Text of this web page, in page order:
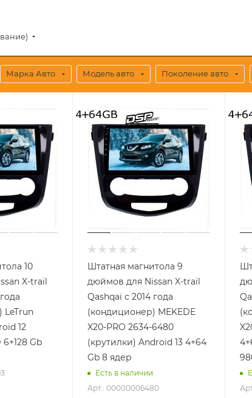
Марка Авто Модель авто Поколение авто
10
X-trail
LeTrun
12
6+128 Gb
Штатная магнитола 9
дюймов для Nissan X-trail
Qashqai с 2014 года
(кондиционер) MEKEDE
X20-PRO 2634-6480
(крутилки) Android 13 4+64
Gb 8 ядер
Есть в наличии
Арт.: 00000006480